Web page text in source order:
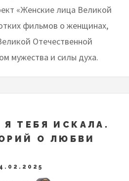
«Женские лица Великой
фильмов о женщинах,
Отечественной
мужества и силы духа.
ТЕБЯ ИСКАЛА.
О ЛЮБВИ